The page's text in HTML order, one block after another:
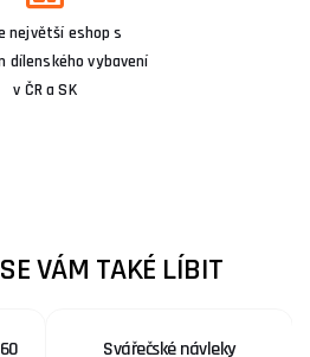
největší eshop s
dílenského vybavení
v ČR a SK
VÁM TAKÉ LÍBIT
Svářečské návleky